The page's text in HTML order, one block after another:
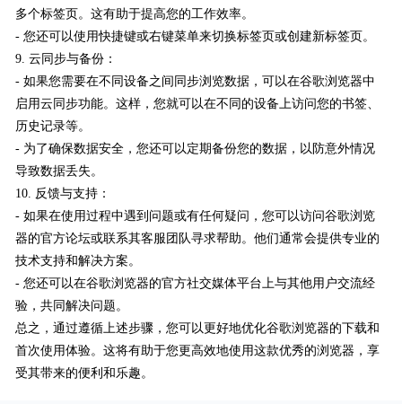
多个标签页。这有助于提高您的工作效率。
- 您还可以使用快捷键或右键菜单来切换标签页或创建新标签页。
9. 云同步与备份：
- 如果您需要在不同设备之间同步浏览数据，可以在谷歌浏览器中
启用云同步功能。这样，您就可以在不同的设备上访问您的书签、
历史记录等。
- 为了确保数据安全，您还可以定期备份您的数据，以防意外情况
导致数据丢失。
10. 反馈与支持：
- 如果在使用过程中遇到问题或有任何疑问，您可以访问谷歌浏览
器的官方论坛或联系其客服团队寻求帮助。他们通常会提供专业的
技术支持和解决方案。
- 您还可以在谷歌浏览器的官方社交媒体平台上与其他用户交流经
验，共同解决问题。
总之，通过遵循上述步骤，您可以更好地优化谷歌浏览器的下载和
首次使用体验。这将有助于您更高效地使用这款优秀的浏览器，享
受其带来的便利和乐趣。